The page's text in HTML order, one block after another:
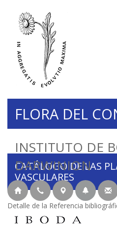
INSTITUTO DE
DARWINION
FLORA DEL
CATÁLOGO DE LAS
VASCULARES
Detalle de la Referencia